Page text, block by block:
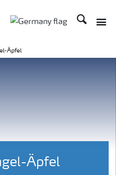
Suchen
Äpfel
Äpfel